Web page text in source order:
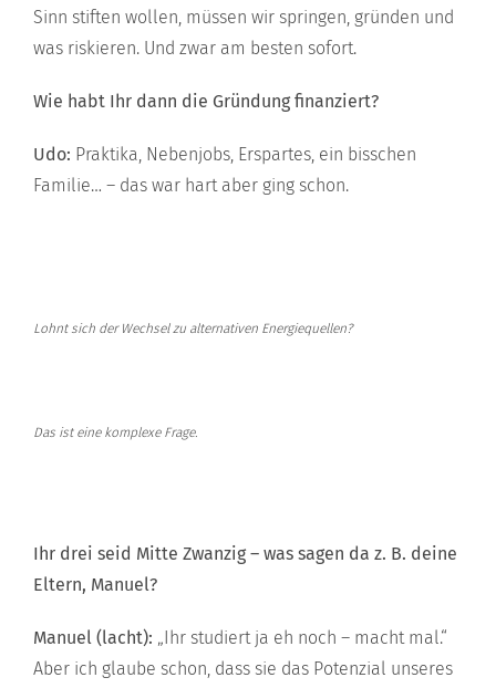
Sinn stiften wollen, müssen wir springen, gründen und
was riskieren. Und zwar am besten sofort.
Wie habt Ihr dann die Gründung finanziert?
Udo: Praktika, Nebenjobs, Erspartes, ein bisschen
Familie… – das war hart aber ging schon.
Lohnt sich der Wechsel zu alternativen Energiequellen?
Das ist eine komplexe Frage.
Ihr drei seid Mitte Zwanzig – was sagen da z. B. deine
Eltern, Manuel?
Manuel (lacht): „Ihr studiert ja eh noch – macht mal.“
Aber ich glaube schon, dass sie das Potenzial unseres